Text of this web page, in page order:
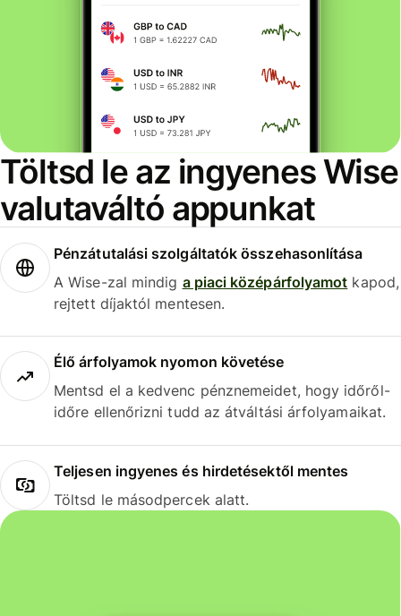
Töltsd le az ingyenes Wise
valutaváltó appunkat
Pénzátutalási szolgáltatók összehasonlítása
A Wise-zal mindig a piaci középárfolyamot kapod,
rejtett díjaktól mentesen.
Élő árfolyamok nyomon követése
Mentsd el a kedvenc pénznemeidet, hogy időről-
időre ellenőrizni tudd az átváltási árfolyamaikat.
Teljesen ingyenes és hirdetésektől mentes
Töltsd le másodpercek alatt.